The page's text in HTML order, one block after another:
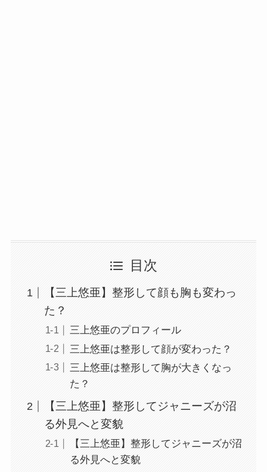
目次
【三上悠亜】整形して顔も胸も変わっ
た？
三上悠亜のプロフィール
三上悠亜は整形して顔が変わった？
三上悠亜は整形して胸が大きくなっ
た？
【三上悠亜】整形してジャニーズが沼
る外見へと変貌
【三上悠亜】整形してジャニーズが沼
る外見へと変貌